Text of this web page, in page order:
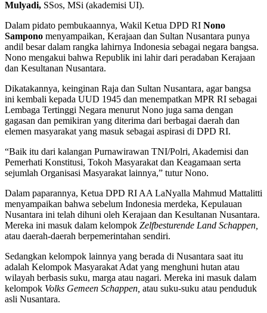
Mulyadi, SSos, MSi (akademisi UI).
Dalam pidato pembukaannya, Wakil Ketua DPD RI Nono
Sampono menyampaikan, Kerajaan dan Sultan Nusantara punya
andil besar dalam rangka lahirnya Indonesia sebagai negara bangsa.
Nono mengakui bahwa Republik ini lahir dari peradaban Kerajaan
dan Kesultanan Nusantara.
Dikatakannya, keinginan Raja dan Sultan Nusantara, agar bangsa
ini kembali kepada UUD 1945 dan menempatkan MPR RI sebagai
Lembaga Tertinggi Negara menurut Nono juga sama dengan
gagasan dan pemikiran yang diterima dari berbagai daerah dan
elemen masyarakat yang masuk sebagai aspirasi di DPD RI.
“Baik itu dari kalangan Purnawirawan TNI/Polri, Akademisi dan
Pemerhati Konstitusi, Tokoh Masyarakat dan Keagamaan serta
sejumlah Organisasi Masyarakat lainnya,” tutur Nono.
Dalam paparannya, Ketua DPD RI AA LaNyalla Mahmud Mattalitti
menyampaikan bahwa sebelum Indonesia merdeka, Kepulauan
Nusantara ini telah dihuni oleh Kerajaan dan Kesultanan Nusantara.
Mereka ini masuk dalam kelompok Zelfbesturende Land Schappen,
atau daerah-daerah berpemerintahan sendiri.
Sedangkan kelompok lainnya yang berada di Nusantara saat itu
adalah Kelompok Masyarakat Adat yang menghuni hutan atau
wilayah berbasis suku, marga atau nagari. Mereka ini masuk dalam
kelompok Volks Gemeen Schappen, atau suku-suku atau penduduk
asli Nusantara.